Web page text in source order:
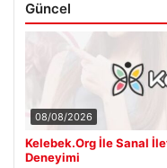
Güncel
08/08/2026
Kelebek.Org İle Sanal
Deneyimi